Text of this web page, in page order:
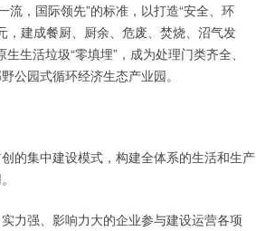
，国际领先”的标准，以打造“安全、环
，建成餐厨、厨余、危废、焚烧、沼气发
生活垃圾“零填埋”，成为处理门类齐全、
公园式循环经济生态产业园。
的集中建设模式，构建全体系的生活和生产
力强、影响力大的企业参与建设运营各项